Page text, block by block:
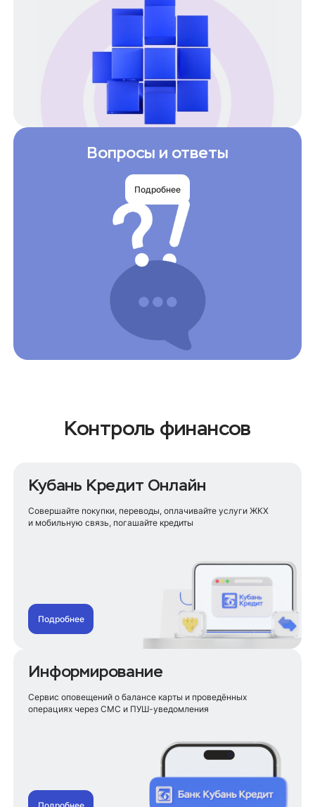
Срочное оформление
С плохой КИ
Кредитные карты по возрасту
Кредиты
Кредиты частным клиентам
Рефинансирование кредитов частных
Вопросы и ответы
Подробнее
Контроль финансов
Кубань Кредит Онлайн
Совершайте покупки, переводы, оплачивайте услуги ЖКХ
и мобильную связь, погашайте кредиты
Подробнее
Информирование
Сервис оповещений о балансе карты и проведённых
операциях через СМС и ПУШ-уведомления